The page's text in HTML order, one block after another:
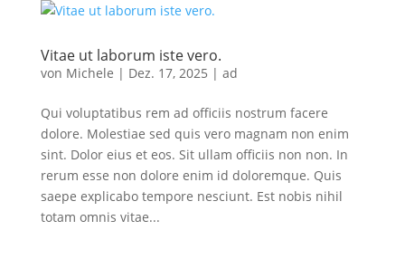
Vitae ut laborum iste vero.
von Michele | Dez. 17, 2025 | ad
Qui voluptatibus rem ad officiis nostrum facere
dolore. Molestiae sed quis vero magnam non enim
sint. Dolor eius et eos. Sit ullam officiis non non. In
rerum esse non dolore enim id doloremque. Quis
saepe explicabo tempore nesciunt. Est nobis nihil
totam omnis vitae...